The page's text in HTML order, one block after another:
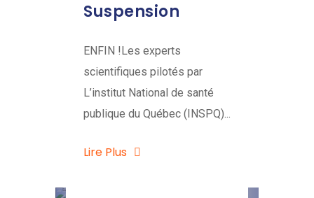
Suspension
ENFIN !Les experts
scientifiques pilotés par
L’institut National de santé
publique du Québec (INSPQ)...
Lire Plus